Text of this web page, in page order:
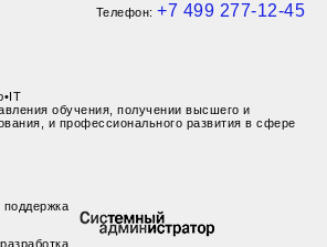
Телефон: +7 499 277-12-45
обучения, получении высшего и
и профессионального развития в сфере